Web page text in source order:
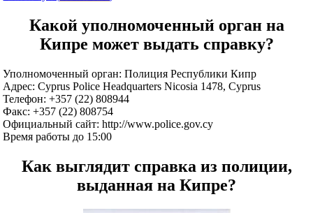
Какой уполномоченный орган на
Кипре может выдать справку?
Уполномоченный орган: Полиция Республики Кипр
Адрес: Cyprus Police Headquarters Nicosia 1478, Cyprus
Телефон: +357 (22) 808944
Факс: +357 (22) 808754
Официальный сайт: http://www.police.gov.cy
Время работы до 15:00
Как выглядит справка из полиции,
выданная на Кипре?